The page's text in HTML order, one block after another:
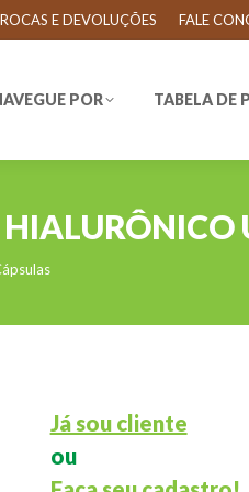
E DEVOLUÇÕES FALE
POR TABELA DE
Já sou cliente
ou
POR TABELA DE